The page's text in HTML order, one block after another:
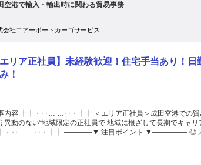
ッフなど、 異業種からスタートした先輩もたくさんいます◎
空港で輸入・輸出時に関わる貿易事務
会社エアーポートカーゴサービス
エリア正社員】未経験歓迎！住宅手当あり！日
！
内容 ╋╋・‥… …‥・╋╋ ＜エリア正社員＞成田空港での貿
異動のない“地域限定の正社員で 地域に根ざして長期でキャ
・╋╋ ――――▼ 注目ポイント ▼――――― ◎ 未経験から貿易